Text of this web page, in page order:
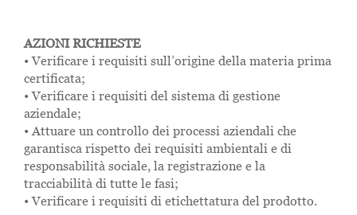
AZIONI RICHIESTE
• Verificare i requisiti sull’origine della materia prima
certificata;
• Verificare i requisiti del sistema di gestione
aziendale;
• Attuare un controllo dei processi aziendali che
garantisca rispetto dei requisiti ambientali e di
responsabilità sociale, la registrazione e la
tracciabilità di tutte le fasi;
• Verificare i requisiti di etichettatura del prodotto.